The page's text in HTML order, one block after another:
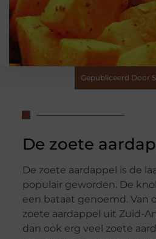
Gepubliceerd Door
De zoete
De zoete aardappel is de
populair geworden. De
een bataat genoemd. Van
zoete aardappel uit Zuid-
dan ook erg veel zoete